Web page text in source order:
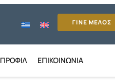
ΓΙΝΕ ΜΕΛΟΣ
ΠΡΟΦΊΛ ΕΠΙΚΟΙΝΩΝΊΑ